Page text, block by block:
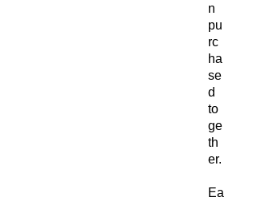
n
pu
rc
ha
se
d
to
ge
th
er.
Ea